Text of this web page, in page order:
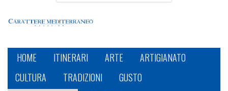
HOME ITINERARI ARTE
ARTIGIANATO
CULTURA
TRADIZIONI
GUSTO